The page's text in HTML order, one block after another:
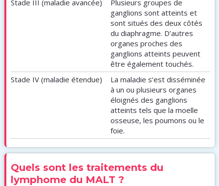
Stade III (maladie avancée)
Plusieurs groupes de
ganglions sont atteints et
sont situés des deux côtés
du diaphragme. D’autres
organes proches des
ganglions atteints peuvent
être également touchés.
Stade IV (maladie étendue)
La maladie s’est disséminée
à un ou plusieurs organes
éloignés des ganglions
atteints tels que la moelle
osseuse, les poumons ou le
foie.
Quels sont les traitements du
lymphome du MALT ?